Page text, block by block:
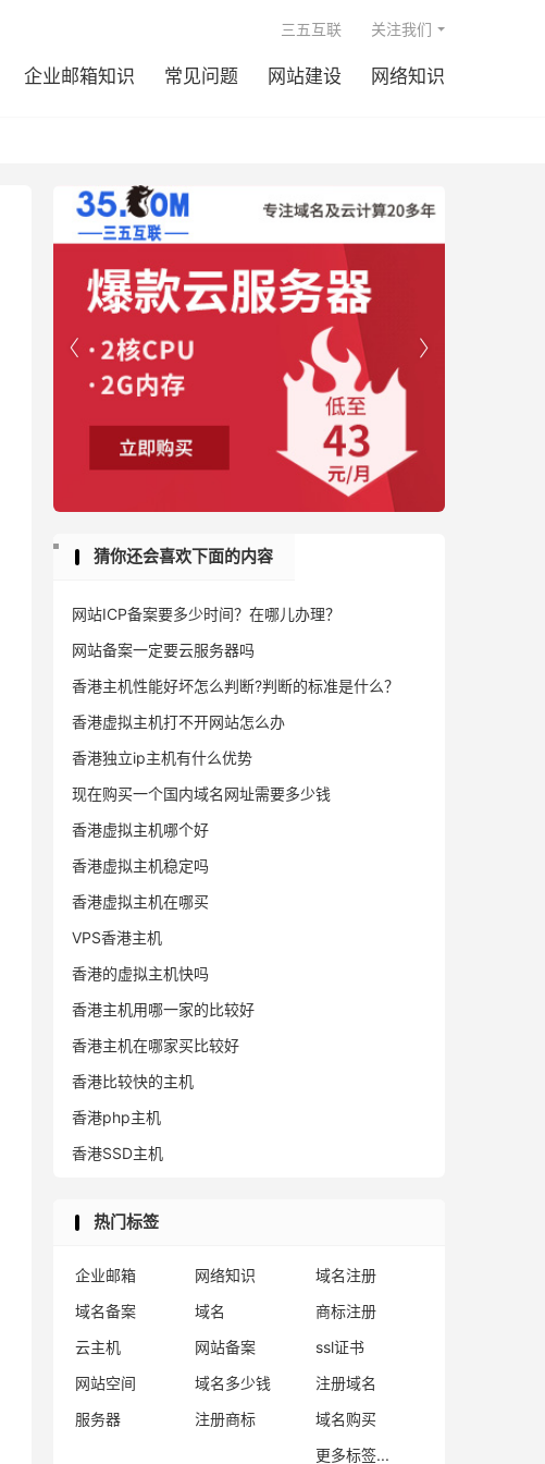
企业邮箱知识 常见问题 网站建设 网络知识
三五互联 关注我们


猜你还会喜欢下面的内容
网站ICP备案要多少时间？在哪儿办理？
网站备案一定要云服务器吗
香港主机性能好坏怎么判断?判断的标准是什么？
香港虚拟主机打不开网站怎么办
香港独立ip主机有什么优势
现在购买一个国内域名网址需要多少钱
香港虚拟主机哪个好
香港虚拟主机稳定吗
香港虚拟主机在哪买
VPS香港主机
香港的虚拟主机快吗
香港主机用哪一家的比较好
香港主机在哪家买比较好
香港比较快的主机
香港php主机
香港SSD主机
热门标签
企业邮箱 网络知识
域名注册
域名备案
域名
商标注册
云主机
网站备案
ssl证书
网站空间
域名多少钱
注册域名
服务器
注册商标
域名购买
更多标签...